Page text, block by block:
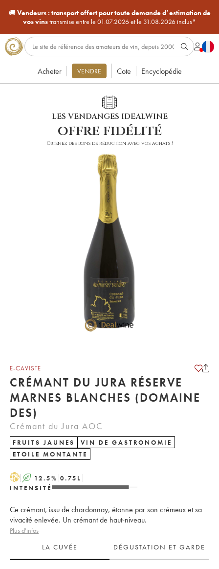
🚚Vendeurs : transport offert pour toute demande d’estimation de
vos vinstransmise entre le 01.07.2026 et le 31.08.2026 inclus*
Acheter VENDRE Cote Encyclopédie
LES VENDANGES IDEALWINE
offre fidélité
Obtenez des bons de réduction avec vos achats !
E-CAVISTE
CRÉMANT DU JURA RÉSERVE
MARNES BLANCHES (DOMAINE
DES)
Crémant du Jura AOC
FRUITS JAUNES
VIN DE GASTRONOMIE
ETOILE MONTANTE
H A 12.5% 0.75 L
INTENSITÉ
Ce crémant, issu de chardonnay, étonne par son crémeux et sa
vivacité enlevée. Un crémant de haut-niveau.
Plus d'infos
LA CUVÉE
DÉGUSTATION ET GARDE